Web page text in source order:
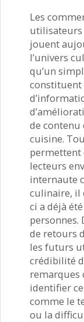
Les
utilisateurs
jouent
l’univers
qu’un
constituent
de contenu
cuisine.
permettent
lecteurs
internaute
culinaire, il
ci a déjà
personnes.
de retours
les futurs
crédibilité
remarques
identifier
comme le
ou la